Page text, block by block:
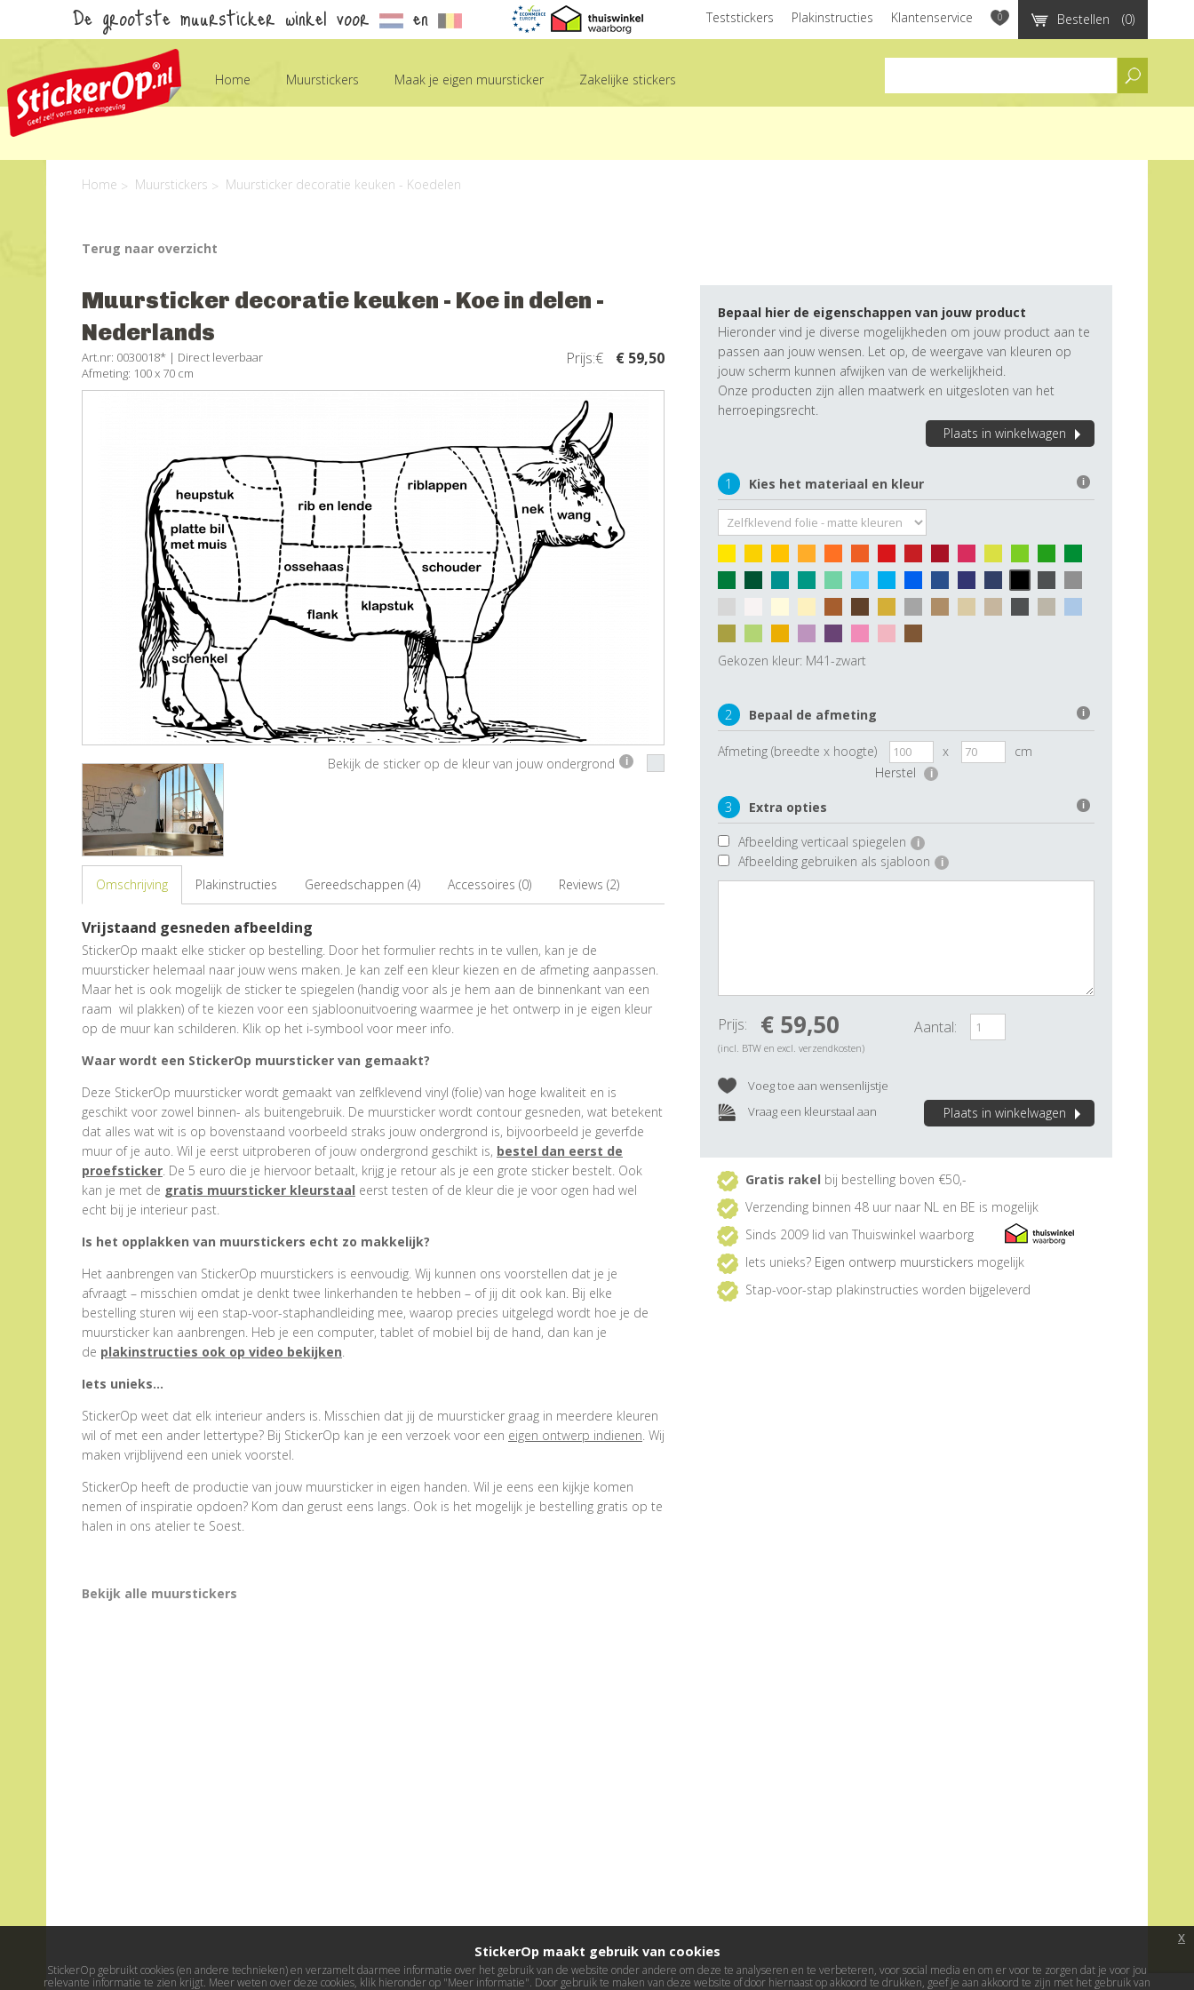
De grootste muursticker winkel voor en Bestellen (0)
Teststickers Plakinstructies Klantenservice 0
Home Muurstickers Maak je eigen muursticker Zakelijke stickers
Home Muurstickers Muursticker decoratie keuken - Koedelen
Terug naar overzicht
Muursticker decoratie keuken - Koe in delen -
Nederlands
Art.nr: 0030018* | Direct leverbaar
Afmeting: 100 x 70 cm
Prijs:€ € 59,50
Bekijk de sticker op de kleur van jouw ondergrond i
Omschrijving Plakinstructies Gereedschappen (4) Accessoires (0) Reviews (2)
Vrijstaand gesneden afbeelding
StickerOp maakt elke sticker op bestelling. Door het formulier rechts in te vullen, kan je de
muursticker helemaal naar jouw wens maken. Je kan zelf een kleur kiezen en de afmeting aanpassen.
Maar het is ook mogelijk de sticker te spiegelen (handig voor als je hem aan de binnenkant van een
raam wil plakken) of te kiezen voor een sjabloonuitvoering waarmee je het ontwerp in je eigen kleur
op de muur kan schilderen. Klik op het i-symbool voor meer info.
Waar wordt een StickerOp muursticker van gemaakt?
Deze StickerOp muursticker wordt gemaakt van zelfklevend vinyl (folie) van hoge kwaliteit en is
geschikt voor zowel binnen- als buitengebruik. De muursticker wordt contour gesneden, wat betekent
dat alles wat wit is op bovenstaand voorbeeld straks jouw ondergrond is, bijvoorbeeld je geverfde
muur of je auto. Wil je eerst uitproberen of jouw ondergrond geschikt is, bestel dan eerst de
proefsticker. De 5 euro die je hiervoor betaalt, krijg je retour als je een grote sticker bestelt. Ook
kan je met de gratis muursticker kleurstaal eerst testen of de kleur die je voor ogen had wel
echt bij je interieur past.
Is het opplakken van muurstickers echt zo makkelijk?
Het aanbrengen van StickerOp muurstickers is eenvoudig. Wij kunnen ons voorstellen dat je je
afvraagt – misschien omdat je denkt twee linkerhanden te hebben – of jij dit ook kan. Bij elke
bestelling sturen wij een stap-voor-staphandleiding mee, waarop precies uitgelegd wordt hoe je de
muursticker kan aanbrengen. Heb je een computer, tablet of mobiel bij de hand, dan kan je
de plakinstructies ook op video bekijken.
Iets unieks…
StickerOp weet dat elk interieur anders is. Misschien dat jij de muursticker graag in meerdere kleuren
wil of met een ander lettertype? Bij StickerOp kan je een verzoek voor een eigen ontwerp indienen. Wij
maken vrijblijvend een uniek voorstel.
StickerOp heeft de productie van jouw muursticker in eigen handen. Wil je eens een kijkje komen
nemen of inspiratie opdoen? Kom dan gerust eens langs. Ook is het mogelijk je bestelling gratis op te
halen in ons atelier te Soest.
Bekijk alle muurstickers
Bepaal hier de eigenschappen van jouw product
Hieronder vind je diverse mogelijkheden om jouw product aan te
passen aan jouw wensen. Let op, de weergave van kleuren op
jouw scherm kunnen afwijken van de werkelijkheid.
Onze producten zijn allen maatwerk en uitgesloten van het
herroepingsrecht.
Plaats in winkelwagen
1 Kies het materiaal en kleur i
Gekozen kleur: M41-zwart
2 Bepaal de afmeting i
Afmeting (breedte x hoogte) x
cm
Herstel
i
3 Extra opties i
Afbeelding verticaal spiegelen i
Afbeelding gebruiken als sjabloon i
Plaats in winkelwagen
Prijs: € 59,50
(incl. BTW en excl. verzendkosten)
Aantal:
Voeg toe aan wensenlijstje
Vraag een kleurstaal aan
Gratis rakel bij bestelling boven €50,-
Verzending binnen 48 uur naar NL en BE is mogelijk
Sinds 2009 lid van Thuiswinkel waarborg
Iets unieks? Eigen ontwerp muurstickers mogelijk
Stap-voor-stap plakinstructies worden bijgeleverd
StickerOp maakt gebruik van cookies
StickerOp gebruikt cookies (en andere technieken) en verzamelt daarmee informatie over het gebruik van de website onder andere om deze te analyseren en te verbeteren, voor social media en om er voor te zorgen dat je voor jou
relevante informatie te zien krijgt. Meer weten over deze cookies, klik hieronder op "Meer informatie". Door gebruik te maken van deze website of door hiernaast op akkoord te drukken, geef je aan akkoord te zijn met het gebruik van
x